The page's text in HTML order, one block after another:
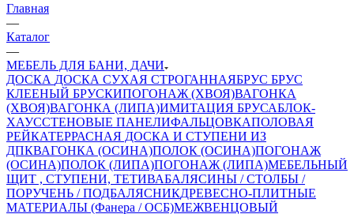
Главная
—
Каталог
—
МЕБЕЛЬ ДЛЯ БАНИ, ДАЧИ
ДОСКА ДОСКА СУХАЯ СТРОГАННАЯБРУС БРУС
КЛЕЕНЫЙ БРУСКИПОГОНАЖ (ХВОЯ)ВАГОНКА
(ХВОЯ)ВАГОНКА (ЛИПА)ИМИТАЦИЯ БРУСАБЛОК-
ХАУССТЕНОВЫЕ ПАНЕЛИФАЛЬЦОВКАПОЛОВАЯ
РЕЙКАТЕРРАСНАЯ ДОСКА И СТУПЕНИ ИЗ
ДПКВАГОНКА (ОСИНА)ПОЛОК (ОСИНА)ПОГОНАЖ
(ОСИНА)ПОЛОК (ЛИПА)ПОГОНАЖ (ЛИПА)МЕБЕЛЬНЫЙ
ЩИТ , СТУПЕНИ, ТЕТИВАБАЛЯСИНЫ / СТОЛБЫ /
ПОРУЧЕНЬ / ПОДБАЛЯСНИКДРЕВЕСНО-ПЛИТНЫЕ
МАТЕРИАЛЫ (Фанера / ОСБ)МЕЖВЕНЦОВЫЙ